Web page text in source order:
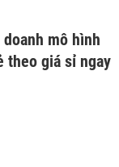
mô hình
theo giá sỉ ngay